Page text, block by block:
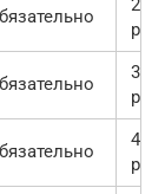
руб.
300
руб.
400
руб.